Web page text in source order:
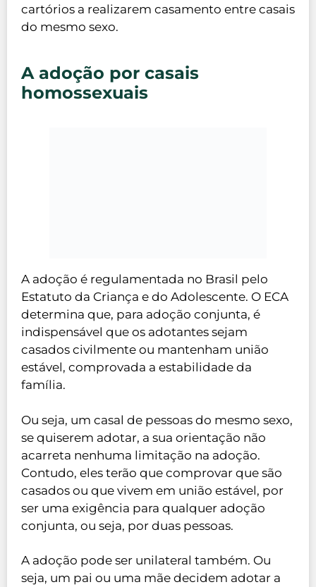
cartórios a realizarem casamento entre casais
do mesmo sexo.
A adoção por casais
homossexuais
A adoção é regulamentada no Brasil pelo
Estatuto da Criança e do Adolescente. O ECA
determina que, para adoção conjunta, é
indispensável que os adotantes sejam
casados civilmente ou mantenham união
estável, comprovada a estabilidade da
família.
Ou seja, um casal de pessoas do mesmo sexo,
se quiserem adotar, a sua orientação não
acarreta nenhuma limitação na adoção.
Contudo, eles terão que comprovar que são
casados ou que vivem em união estável, por
ser uma exigência para qualquer adoção
conjunta, ou seja, por duas pessoas.
A adoção pode ser unilateral também. Ou
seja, um pai ou uma mãe decidem adotar a